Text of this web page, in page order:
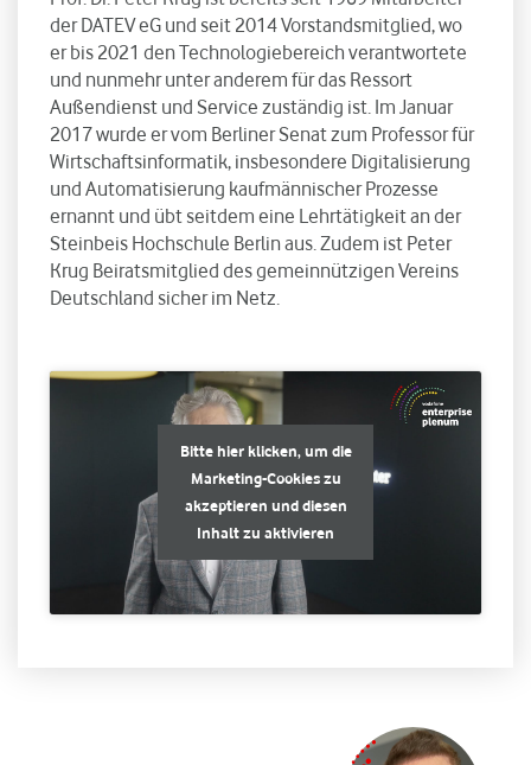
der DATEV eG und seit 2014 Vorstandsmitglied, wo
er bis 2021 den Technologiebereich verantwortete
und nunmehr unter anderem für das Ressort
Außendienst und Service zuständig ist. Im Januar
2017 wurde er vom Berliner Senat zum Professor für
Wirtschaftsinformatik, insbesondere Digitalisierung
und Automatisierung kaufmännischer Prozesse
ernannt und übt seitdem eine Lehrtätigkeit an der
Steinbeis Hochschule Berlin aus. Zudem ist Peter
Krug Beiratsmitglied des gemeinnützigen Vereins
Deutschland sicher im Netz.
Bitte hier klicken, um die
Marketing-Cookies zu
akzeptieren und diesen
Inhalt zu aktivieren